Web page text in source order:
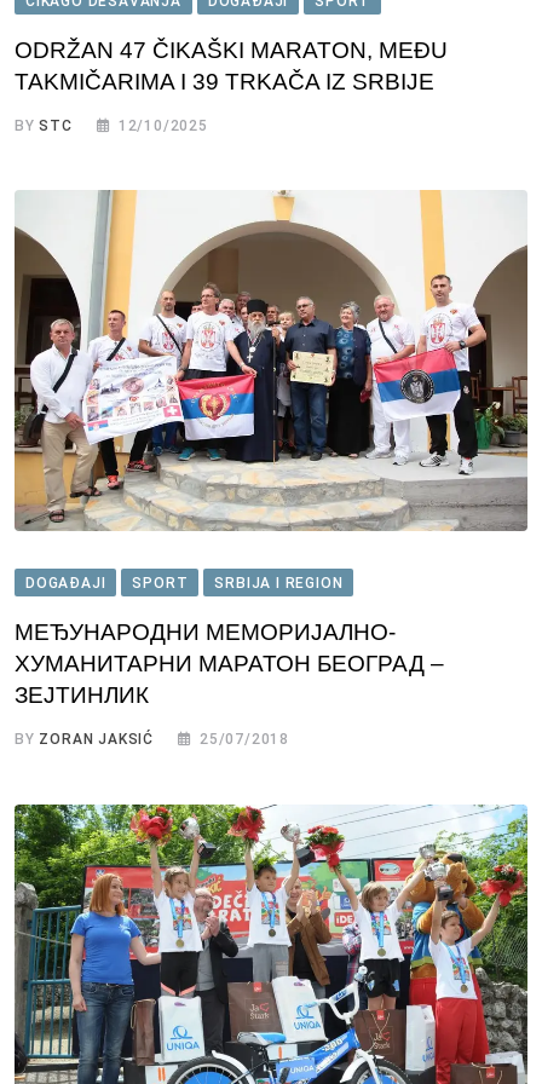
ODRŽAN 47 ČIKAŠKI MARATON, MEĐU
TAKMIČARIMA I 39 TRKAČA IZ SRBIJE
BYSTC 12/10/2025
DOGAĐAJI SPORT SRBIJA I REGION
МЕЂУНАРОДНИ МЕМОРИЈАЛНО-
ХУМАНИТАРНИ МАРАТОН БЕОГРАД –
ЗЕЈТИНЛИК
BY ZORAN JAKSIĆ 25/07/2018